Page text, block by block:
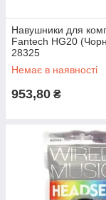
Навушники для
Fantech HG20
28325
Немає в наявності
953,80 ₴